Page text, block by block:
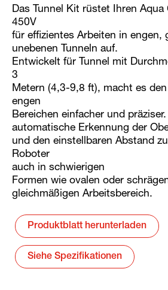
Das Tunnel Kit rüstet Ihren
450V
für effizientes Arbeiten in engen,
unebenen Tunneln auf.
Entwickelt für Tunnel mit
3
Metern (4,3-9,8 ft), macht es
engen
Bereichen einfacher und
automatische Erkennung der
und den einstellbaren Abstand
Roboter
auch in schwierigen
Formen wie ovalen oder
gleichmäßigen Arbeitsbereich.
Produktblatt herunterladen
Siehe Spezifikationen